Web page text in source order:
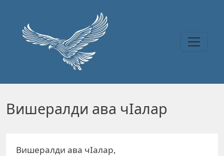
Вишералди ава чIалар
Вишералди ава чIалар,